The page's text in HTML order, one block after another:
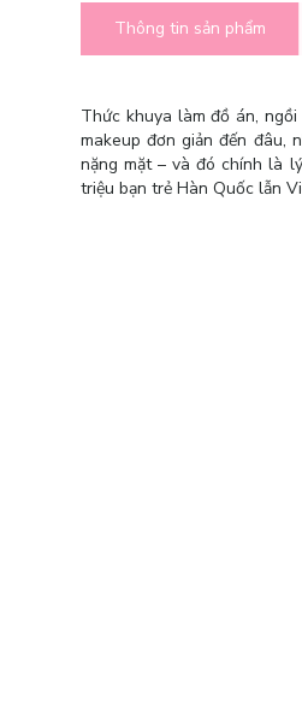
Thông tin sản phẩm
Thức khuya làm đồ án,
makeup đơn giản đến đâu,
nặng mặt – và đó chính là
triệu bạn trẻ Hàn Quốc lẫn